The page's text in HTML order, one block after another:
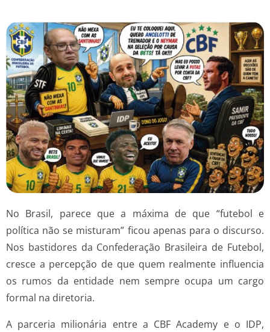
No Brasil, parece que a máxima de que “futebol e
política não se misturam” ficou apenas para o discurso.
Nos bastidores da Confederação Brasileira de Futebol,
cresce a percepção de que quem realmente influencia
os rumos da entidade nem sempre ocupa um cargo
formal na diretoria.
A parceria milionária entre a CBF Academy e o IDP,